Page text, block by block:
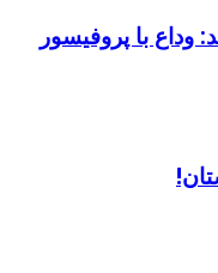
وداع با پروفیسور